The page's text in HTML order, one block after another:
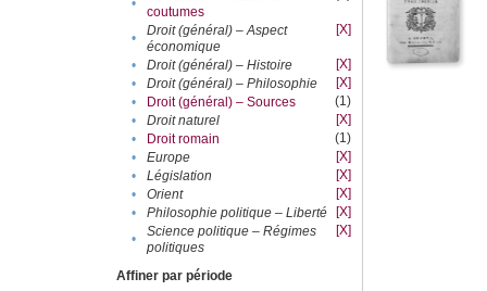
•
coutumes
•
Droit (général) – Aspect
économique
[X]
• Droit (général) – Histoire
[X]
•
Droit (général) – Philosophie
[X]
•
Droit (général) – Sources
(1)
•
Droit naturel
[X]
•
Droit romain
(1)
•
Europe
[X]
•
Législation
[X]
•
Orient
[X]
•
Philosophie politique – Liberté
[X]
•
Science politique – Régimes
politiques
[X]
Affiner par période